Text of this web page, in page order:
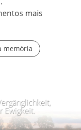
mais
memória
Ewigkeit.